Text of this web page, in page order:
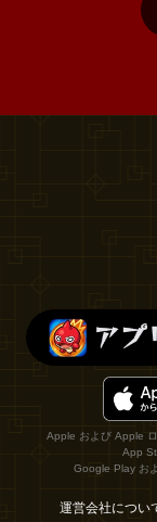
Apple および Apple
App
Google Play お
運営会社につい